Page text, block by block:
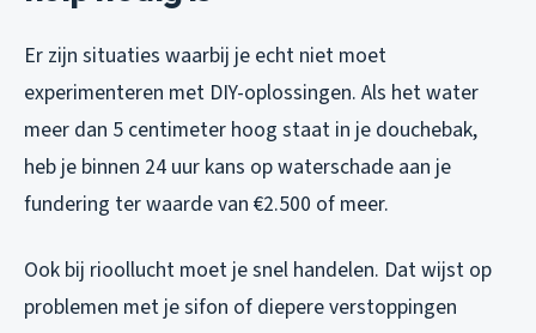
Er zijn situaties waarbij je echt niet moet
experimenteren met DIY-oplossingen. Als het water
meer dan 5 centimeter hoog staat in je douchebak,
heb je binnen 24 uur kans op waterschade aan je
fundering ter waarde van €2.500 of meer.
Ook bij rioollucht moet je snel handelen. Dat wijst op
problemen met je sifon of diepere verstoppingen